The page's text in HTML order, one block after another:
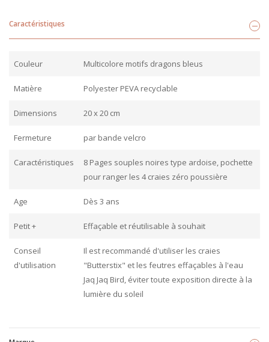
Caractéristiques
Couleur Multicolore motifs dragons bleus
Matière Polyester PEVA recyclable
Dimensions 20 x 20 cm
Fermeture par bande velcro
Caractéristiques
8 Pages souples noires type ardoise, pochette
pour ranger les 4 craies zéro poussière
Age Dès 3 ans
Petit + Effaçable et réutilisable à souhait
Conseil
d'utilisation
Il est recommandé d'utiliser les craies
"Butterstix" et les feutres effaçables à l'eau
Jaq Jaq Bird, éviter toute exposition directe à la
lumière du soleil